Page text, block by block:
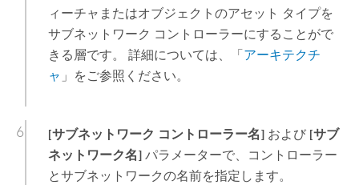
ィーチャまたはオブジェクトのアセット タイプを
サブネットワーク コントローラーにすることがで
きる層です。 詳細については、「アーキテクチ
ャ 」をご参照ください。
[サブネットワーク コントローラー名]および [サブ
ネットワーク名]パラメーターで、コントローラー
とサブネットワークの名前を指定します。